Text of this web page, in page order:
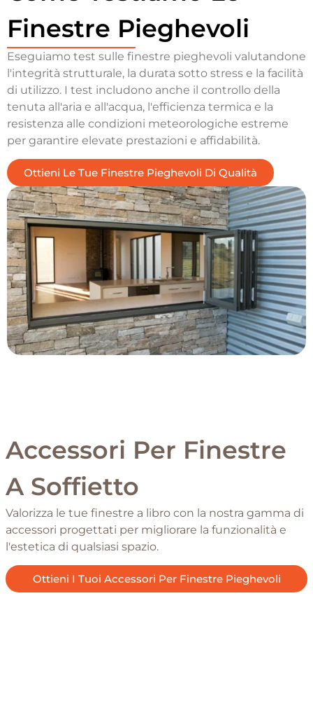
Finestre Pieghevoli
Eseguiamo test sulle finestre pieghevoli valutandone
l'integrità strutturale, la durata sotto stress e la facilità
di utilizzo. I test includono anche il controllo della
tenuta all'aria e all'acqua, l'efficienza termica e la
resistenza alle condizioni meteorologiche estreme
per garantire elevate prestazioni e affidabilità.
Ottieni Le Tue Finestre Pieghevoli Di Qualità
Accessori Per Finestre
A Soffietto
Valorizza le tue finestre a libro con la nostra gamma di
accessori progettati per migliorare la funzionalità e
l'estetica di qualsiasi spazio.
Ottieni I Tuoi Accessori Per Finestre Pieghevoli